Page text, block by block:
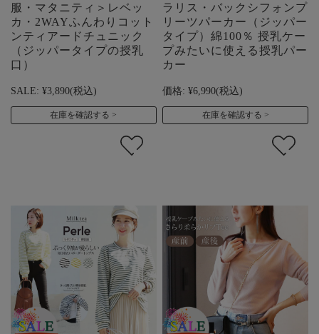
服・マタニティ＞レベッ
カ・2WAYふんわりコット
ンティアードチュニック
（ジッパータイプの授乳
口）
SALE: ¥3,890(税込)
在庫を確認する
ラリス・バックシフォンプ
リーツパーカー（ジッパー
タイプ）綿100％ 授乳ケー
プみたいに使える授乳パー
カー
価格: ¥6,990(税込)
在庫を確認する